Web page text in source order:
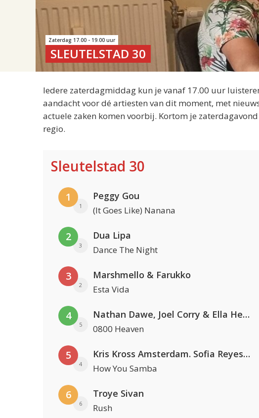
Zaterdag 17.00 - 19.00 uur
SLEUTELSTAD 30
Iedere zaterdagmiddag kun je vanaf 17.00 uur
aandacht voor dé artiesten van dit moment, met
actuele zaken komen voorbij. Kortom je
regio.
Sleutelstad 30
1
1
Peggy Gou
(It Goes Like) Nanana
2
3
Dua Lipa
Dance The Night
3
2
Marshmello & Farukko
Esta Vida
4
5
Nathan Dawe, Joel Corry & Ella Henderson
0800 Heaven
5
4
Kris Kross Amsterdam. Sofia Reyes & Tinie Tempah
How You Samba
6
6
Troye Sivan
Rush